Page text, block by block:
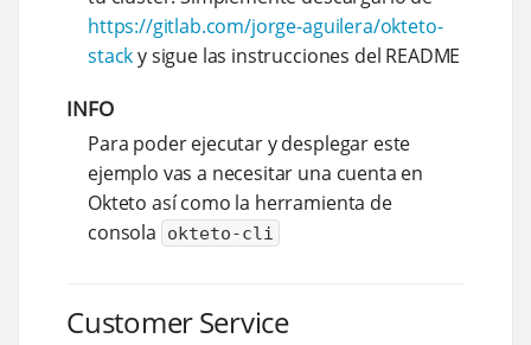
https://gitlab.com/jorge-aguilera/okteto-
stacky sigue las instrucciones del README
INFO
Para poder ejecutar y desplegar este
ejemplo vas a necesitar una cuenta en
Okteto así como la herramienta de
consola
okteto-cli
Customer Service